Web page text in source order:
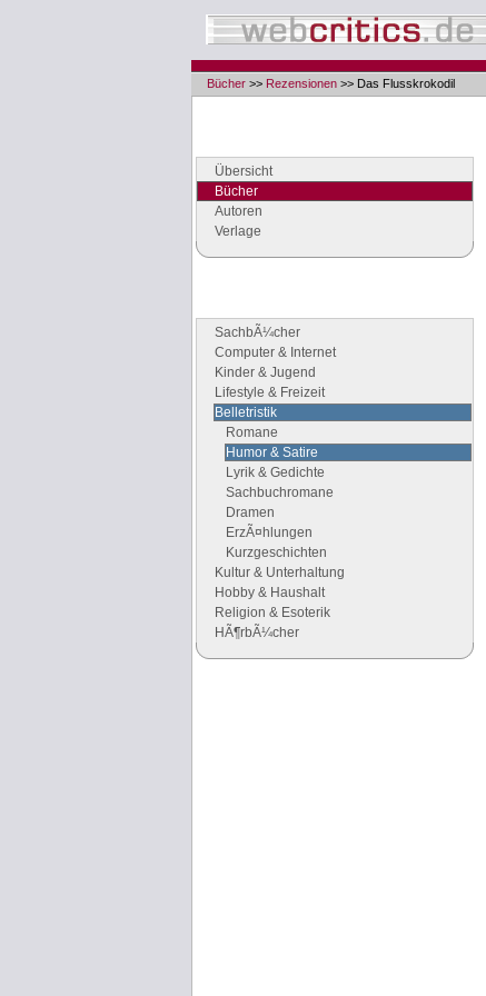
Bücher >> Rezensionen >> Das Flusskrokodil
Übersicht
Bücher
Autoren
Verlage
SachbÃ¼cher
Computer & Internet
Kinder & Jugend
Lifestyle & Freizeit
Belletristik
Romane
Humor & Satire
Lyrik & Gedichte
Sachbuchromane
Dramen
ErzÃ¤hlungen
Kurzgeschichten
Kultur & Unterhaltung
Hobby & Haushalt
Religion & Esoterik
HÃ¶rbÃ¼cher